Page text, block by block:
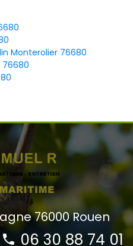
Monterolier 76680
76000 Rouen
06 30 88 74 01